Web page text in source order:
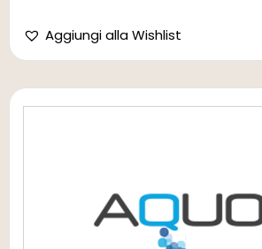
Aggiungi alla Wishlist